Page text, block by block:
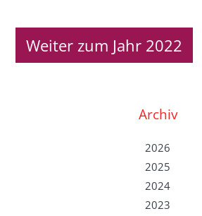
Weiter zum Jahr 2022
Archiv
2026
2025
2024
2023